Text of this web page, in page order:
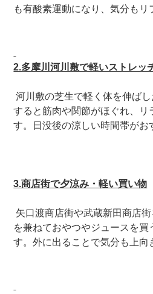
も有酸素運動になり、気分もリ
2.多摩川河川敷で軽いストレッ
河川敷の芝生で軽く体を伸ば
すると筋肉や関節がほぐれ、リ
す。日没後の涼しい時間帯がお
3.商店街で夕涼み・軽い買い物
矢口渡商店街や武蔵新田商店
を兼ねておやつやジュースを
す。外に出ることで気分も上向